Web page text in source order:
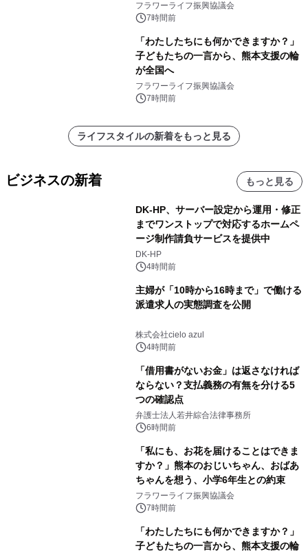
フラワーライフ振興協議会
7時間前
「わたしたちにも何かできますか？」
子どもたちの一言から、熊本支援の輪
が全国へ
フラワーライフ振興協議会
7時間前
ライフスタイルの新着をもっと見る
ビジネスの新着 もっと見る
DK-HP、サーバー設定から運用・修正
までワンストップで対応するホームペ
ージ制作請負サービスを提供中
DK-HP
4時間前
主婦が「10時から16時まで」で働ける
派遣求人の実態調査を公開
株式会社cielo azul
4時間前
「借用書がないお金」は返さなければ
ならない？支払義務の有無を分ける5
つの確認点
弁護士法人若井綜合法律事務所
6時間前
「私にも、お花を届けることはできま
すか？」熊本のおじいちゃん、おばあ
ちゃんを想う、小学6年生との約束
フラワーライフ振興協議会
7時間前
「わたしたちにも何かできますか？」
子どもたちの一言から、熊本支援の輪